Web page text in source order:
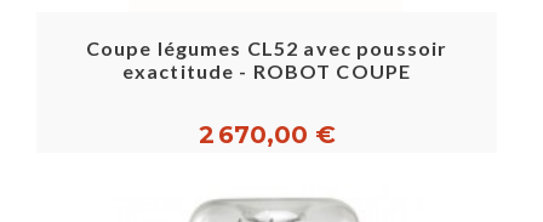
Coupe légumes CL52 avec poussoir
exactitude - ROBOT COUPE
2 670,00 €